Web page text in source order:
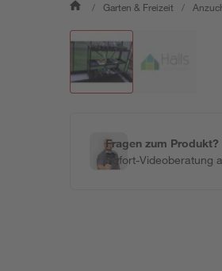
/ Garten & Freizeit /
Fragen zum Produkt?
Sofort-Videoberatung